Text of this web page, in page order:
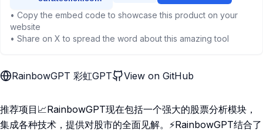
• Copy the embed code to showcase this product on your
website
• Share on X to spread the word about this amazing tool
RainbowGPT 彩虹GPT View on GitHub
推荐项目📈RainbowGPT现在包括一个强大的股票分析模块，
集成各种技术，提供对股市的全面见解。⚡RainbowGPT结合了